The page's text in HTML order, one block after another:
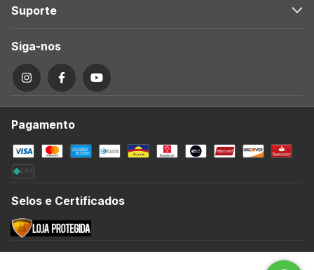
Suporte
Siga-nos
Pagamento
Selos e Certificados